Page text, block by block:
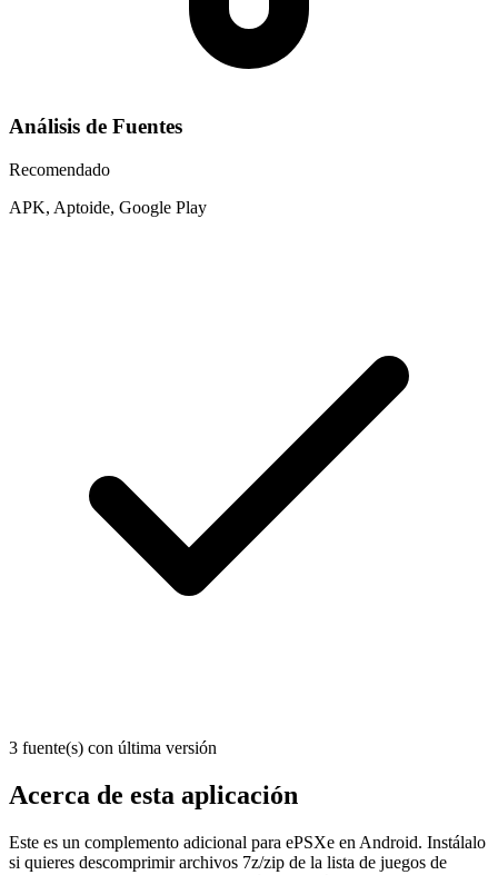
Análisis de Fuentes
Recomendado
APK, Aptoide, Google Play
3 fuente(s) con última versión
Acerca de esta aplicación
Este es un complemento adicional para ePSXe en Android. Instálalo
si quieres descomprimir archivos 7z/zip de la lista de juegos de